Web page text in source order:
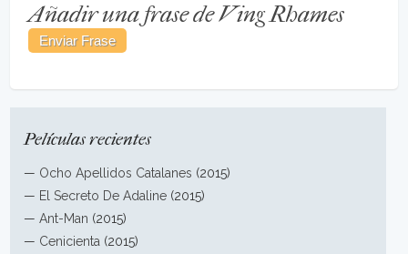
Añadir una frase de Ving Rhames
Películas recientes
— Ocho Apellidos Catalanes (2015)
— El Secreto De Adaline (2015)
—Ant-Man (2015)
— Cenicienta (2015)